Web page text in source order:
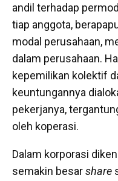
andil terhadap
tiap anggota,
modal perusahaan,
dalam perusahaan.
kepemilikan kolektif
keuntungannya
pekerjanya,
oleh koperasi.
Dalam korporasi
semakin besarshare